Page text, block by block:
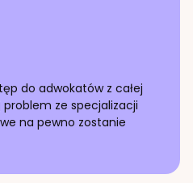
do adwokatów z całej
problem ze specjalizacji
na pewno zostanie